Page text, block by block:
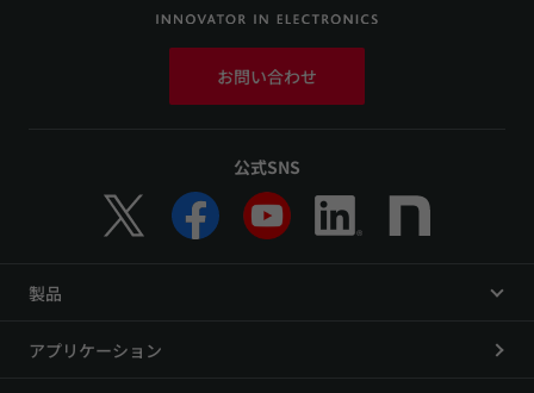
お問い合わせ
公式SNS
製品
アプリケーション